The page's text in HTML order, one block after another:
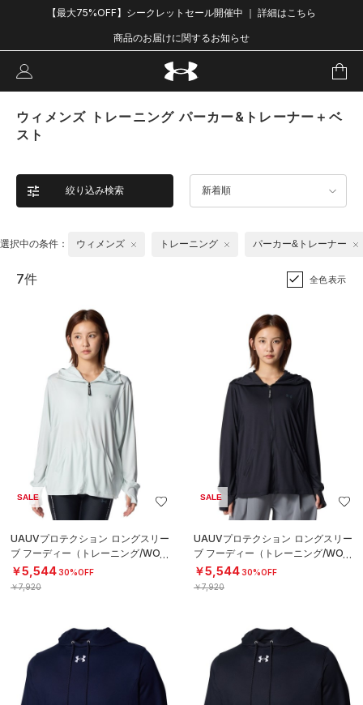
【最大75%OFF】シークレットセール開催中 ｜ 詳細はこちら
商品のお届けに関するお知らせ
ウィメンズ トレーニング パーカー&トレーナー＋ベ
スト
絞り込み検索 新着順
選択中の条件： ウィメンズ トレーニング パーカー&トレーナー
7件 全色表示
SALE
UAUVプロテクション ロングスリー
ブ フーディー（トレーニング/WOM
EN）
￥5,54430%OFF
￥7,920
SALE
UAUVプロテクション ロングスリー
ブ フーディー（トレーニング/WOM
EN）
￥5,54430%OFF
￥7,920